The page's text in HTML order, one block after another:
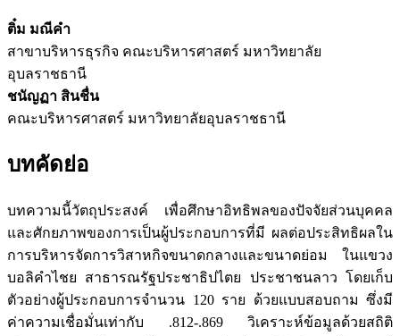
ติ๋ม มณีคำ
สาขาบริหารธุรกิจ คณะบริหารศาสตร์ มหาวิทยาลัย
อุบลราชธานี
ชนัญฏา สินชื่น
คณะบริหารศาสตร์ มหาวิทยาลัยอุบลราชธานี
บทคัดย่อ
บทความนี้วัตถุประสงค์ เพื่อศึกษาอิทธิพลของปัจจัยส่วนบุคคล
และศักยภาพของการเป็นผู้ประกอบการที่มี ผลต่อประสิทธิผลใน
การบริหารจัดการวิสาหกิจขนาดกลางและขนาดย่อม ในแขวง
บอลิคำไชย สาธารณรัฐประชาธิปไตย ประชาชนลาว โดยเก็บ
ตัวอย่างผู้ประกอบการจำนวน 120 ราย ด้วยแบบสอบถาม ซึ่งมี
ค่าความเชื่อมั่นเท่ากับ .812-.869 วิเคราะห์ข้อมูลด้วยสถิติ